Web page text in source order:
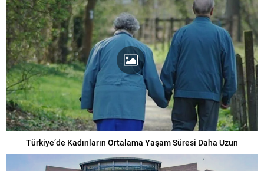
Türkiye’de Kadınların Ortalama Yaşam Süresi Daha Uzun